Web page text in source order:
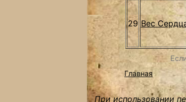
29 Вес
Главная
При использовании